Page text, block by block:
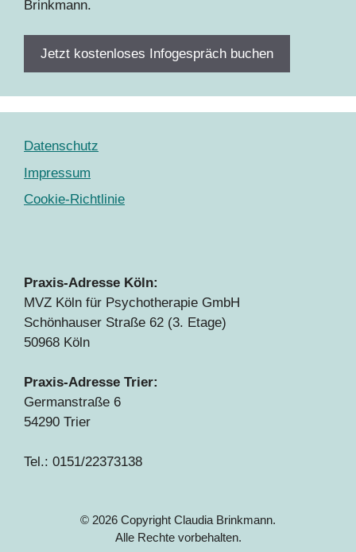
Brinkmann.
Jetzt kostenloses Infogespräch buchen
Datenschutz
Impressum
Cookie-Richtlinie
Praxis-Adresse Köln:
MVZ Köln für Psychotherapie GmbH
Schönhauser Straße 62 (3. Etage)
50968 Köln
Praxis-Adresse Trier:
Germanstraße 6
54290 Trier
Tel.: 0151/22373138
© 2026 Copyright Claudia Brinkmann.
Alle Rechte vorbehalten.